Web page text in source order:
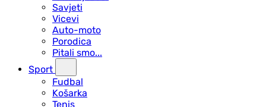
Savjeti
Vicevi
Auto-moto
Porodica
Pitali smo...
Sport
Fudbal
Košarka
Tenis